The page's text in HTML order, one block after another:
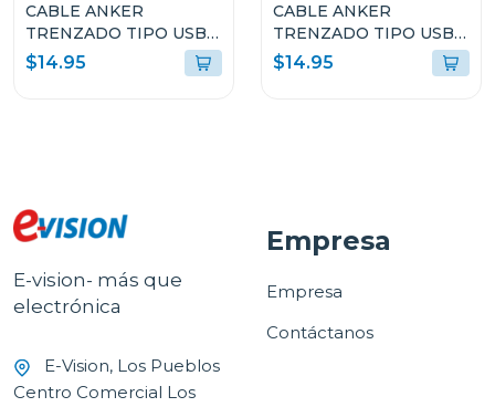
CABLE ANKER
TRENZADO TIPO USB-
C A LIGHTNING 6FT DE
CARGA RÁPIDA
$14.95
CABLE ANKER
TRENZADO TIPO USB-
C A LIGHTNING 6FT DE
CARGA RÁPIDA NEGRO
$14.95
E-vision- más que
electrónica
E-Vision, Los Pueblos
Centro Comercial Los
Empresa
Empresa
Contáctanos